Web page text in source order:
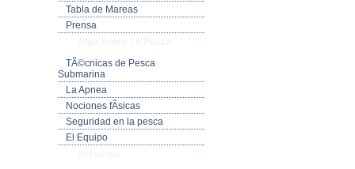
Tabla de Mareas
Prensa
TÃ©cnicas de Pesca
Submarina
La Apnea
Nociones fÃ­sicas
Seguridad en la pesca
El Equipo